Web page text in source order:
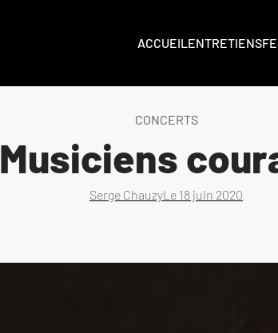
ACCUEILENTRETIENS
CONCERTS
Musiciens
Serge ChauzyLe 18 juin 2020